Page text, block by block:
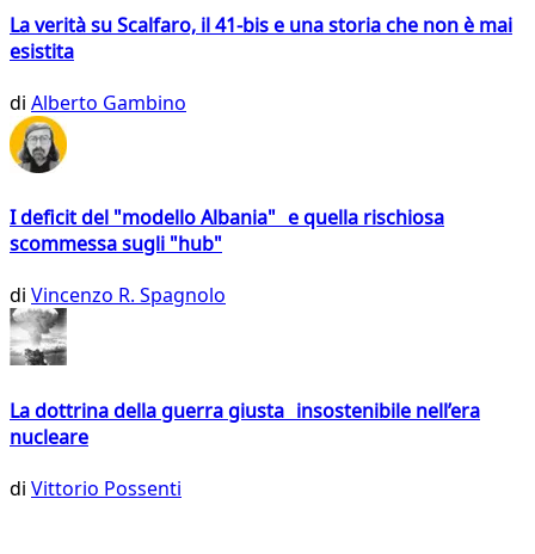
La verità su Scalfaro, il 41-bis e una storia che non è mai
esistita
di Alberto Gambino
I deficit del "modello Albania" e quella rischiosa
scommessa sugli "hub"
di Vincenzo R. Spagnolo
La dottrina della guerra giusta insostenibile nell’era
nucleare
di Vittorio Possenti